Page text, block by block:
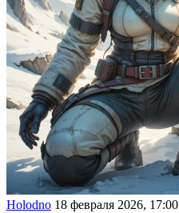
Holodno 18 февраля 2026, 17:00